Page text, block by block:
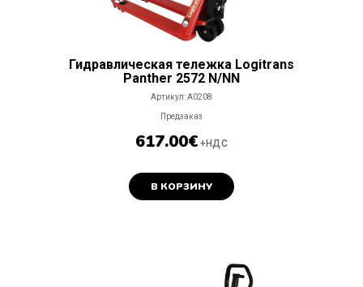
Гидравлическая тележка Logitrans
Panther 2572 N/NN
Артикул:A0208
Предзаказ
617.00€ +НДС
В КОРЗИНУ